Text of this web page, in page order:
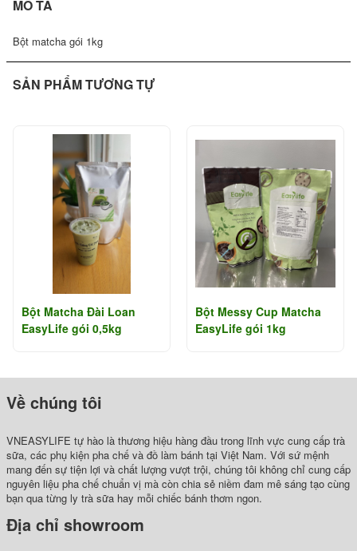
MÔ TẢ
Bột matcha gói 1kg
SẢN PHẨM TƯƠNG TỰ
Bột Matcha Đài Loan
EasyLife gói 0,5kg
Bột Messy Cup Matcha
EasyLife gói 1kg
Về chúng tôi
VNEASYLIFE tự hào là thương hiệu hàng đầu trong lĩnh vực cung cấp trà
sữa, các phụ kiện pha chế và đồ làm bánh tại Việt Nam. Với sứ mệnh
mang đến sự tiện lợi và chất lượng vượt trội, chúng tôi không chỉ cung cấp
nguyên liệu pha chế chuẩn vị mà còn chia sẻ niềm đam mê sáng tạo cùng
bạn qua từng ly trà sữa hay mỗi chiếc bánh thơm ngon.
Địa chỉ showroom